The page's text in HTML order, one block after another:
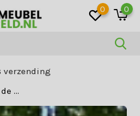
0 0
achteraf
...